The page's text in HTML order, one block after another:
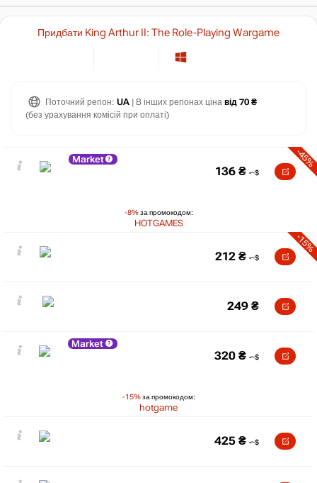
Придбати King Arthur II: The Role-Playing Wargame
Поточний регіон: UA | В інших регіонах ціна від 70 ₴
(без урахування комісій при оплаті)
Market
-8%за промокодом:
HOTGAMES
-45%
136 ₴
-15%
212 ₴
249 ₴
Market
-15%за промокодом:
hotgame
320 ₴
425 ₴